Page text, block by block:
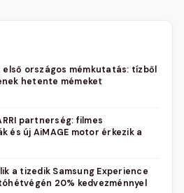
első országos mémkutatás: tízből
hetente mémeket
partnerség: filmes
és új AiMAGE motor érkezik a
a tizedik Samsung Experience
20% kedvezménnyel